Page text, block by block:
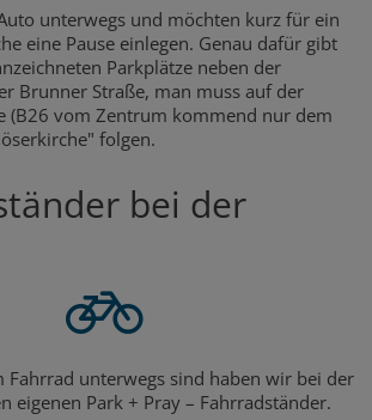
unterwegs und möchten kurz für ein
eine Pause einlegen. Genau dafür gibt
Parkplätze neben der
Brunner Straße, man muss auf der
(B26 vom Zentrum kommend nur dem
folgen.
bei der
Fahrrad unterwegs sind haben wir bei der
eigenen Park + Pray – Fahrradständer.